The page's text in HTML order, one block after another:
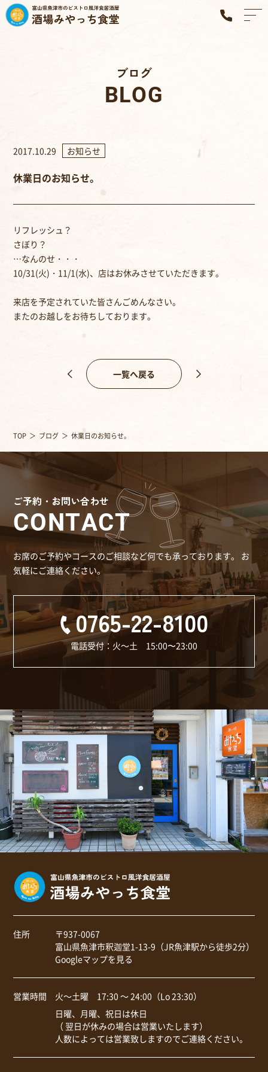
ブログ
BLOG
2017.10.29 お知らせ
休業日のお知らせ。
リフレッシュ？
さぼり？
…なんのせ・・・
10/31(火)・11/1(水)、店はお休みさせていただきます。
来店を予定されていた皆さんごめんなさい。
またのお越しをお待ちしております。
一覧へ戻る
TOP ブログ 休業日のお知らせ。
ご予約・お問い合わせ
CONTACT
お席のご予約やコースのご相談など何でも承っております。
お
気軽にご連絡ください。
0765-22-8100
電話受付：火～土 15:00〜23:00
住所
〒937-0067
富山県魚津市釈迦堂1-13-9（JR魚津駅から徒歩2分）
Googleマップを見る
営業時間
火～土曜 17:30 ～ 24:00（Lo 23:30）
日曜、月曜、祝日は休日
（ 翌日が休みの場合は営業いたします）
人数によっては営業致しますのでご連絡ください。